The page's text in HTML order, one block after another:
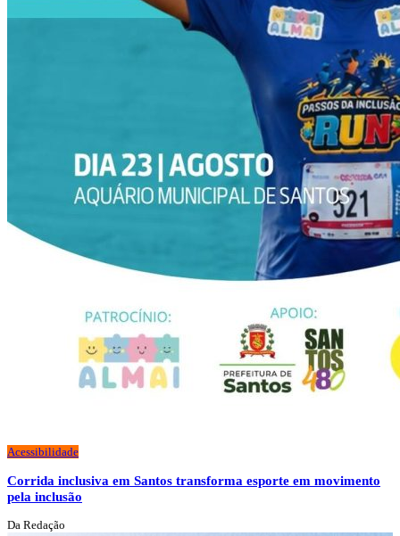
Acessibilidade
Corrida inclusiva em Santos transforma esporte em movimento
pela inclusão
Da Redação